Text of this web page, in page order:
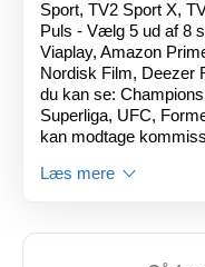
Sport, TV2 Sport X,
Puls - Vælg 5 ud af 8
Viaplay, Amazon
Nordisk Film, Deezer
du kan se:
Superliga, UFC,
kan modtage
Læs mere